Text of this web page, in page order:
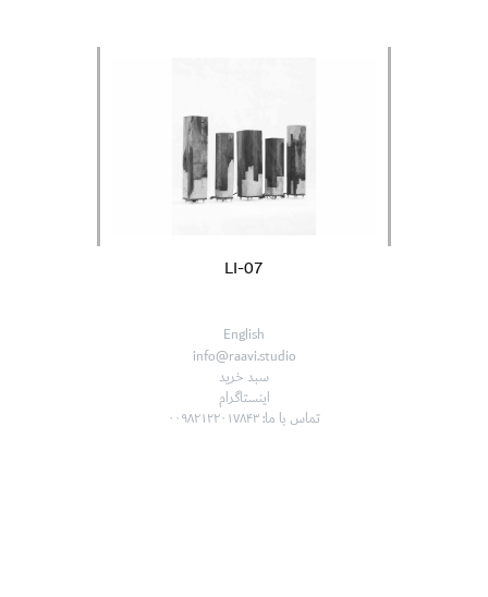
LI-07
English
info@raavi.studio
سبد خرید
اینستاگرام
تماس با ما: ۰۰۹۸۲۱۲۲۰۱۷۸۴۳